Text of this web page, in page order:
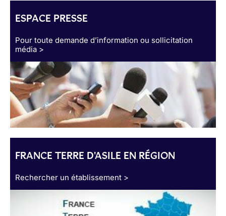
ESPACE PRESSE
Pour toute demande d’information ou sollicitation
média >
FRANCE TERRE D'ASILE EN RÉGION
Rechercher un établissement >